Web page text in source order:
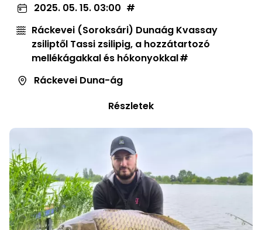
2025. 05. 15. 03:00
Ráckevei (Soroksári) Dunaág Kvassay
zsiliptől Tassi zsilipig, a hozzátartozó
mellékágakkal és hókonyokkal
Ráckevei Duna-ág
Részletek